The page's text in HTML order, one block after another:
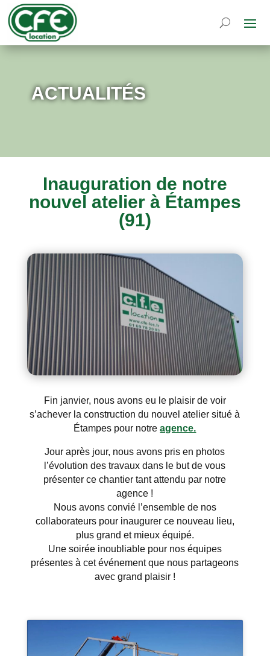
ACTUALITÉS
Inauguration de notre
nouvel atelier à Étampes
(91)
Fin janvier, nous avons eu le plaisir de voir
s’achever la construction du nouvel atelier situé à
Étampes pour notreagence.
Jour après jour, nous avons pris en photos
l’évolution des travaux dans le but de vous
présenter ce chantier tant attendu par notre
agence !
Nous avons convié l’ensemble de nos
collaborateurs pour inaugurer ce nouveau lieu,
plus grand et mieux équipé.
Une soirée inoubliable pour nos équipes
présentes à cet événement que nous partageons
avec grand plaisir !